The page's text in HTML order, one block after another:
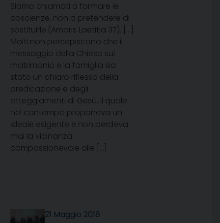
Siamo chiamati a formare le
coscienze, non a pretendere di
sostituirle.(Amoris Laetitia 37). […]
Molti non percepiscono che il
messaggio della Chiesa sul
matrimonio e la famiglia sia
stato un chiaro riflesso della
predicazione e degli
atteggiamenti di Gesù, il quale
nel contempo proponeva un
ideale esigente e non perdeva
mai la vicinanza
compassionevole alle […]
21 Maggio 2018